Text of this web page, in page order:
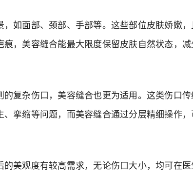
如面部、颈部、手部等。这些部位皮肤娇嫩，
，美容缝合能最大限度保留皮肤自然状态，
复杂伤口，美容缝合也更为适用。这类伤口传
挛缩等问题，而美容缝合通过分层精细操作
美观度有较高需求，无论伤口大小，均可在医